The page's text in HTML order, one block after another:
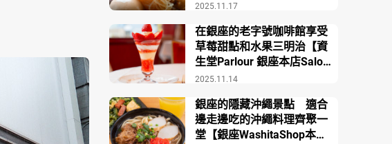
2025.11.17
2025.11.14
在銀座的老字號咖啡館享受
草莓甜點和水果三明治【資
生堂Parlour 銀座本店Salon
de Café】
銀座的隱藏沖繩景點 適合
邊走邊吃的沖繩料理齊聚一
堂【銀座WashitaShop本